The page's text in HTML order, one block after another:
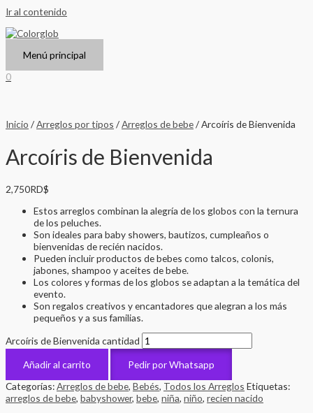
Ir al contenido
Menú principal
0
Inicio /Arreglos por tipos /Arreglos de bebe/ Arcoíris de Bienvenida
Arcoíris de Bienvenida
2,750RD$
Estos arreglos combinan la alegría de los globos con la ternura
de los peluches.
Son ideales para baby showers, bautizos, cumpleaños o
bienvenidas de recién nacidos.
Pueden incluir productos de bebes como talcos, colonis,
jabones, shampoo y aceites de bebe.
Los colores y formas de los globos se adaptan a la temática del
evento.
Son regalos creativos y encantadores que alegran a los más
pequeños y a sus familias.
Arcoíris de Bienvenida cantidad
Añadir al carrito
Pedir por Whatsapp
Categorías:Arreglos de bebe, Bebés, Todos los Arreglos Etiquetas:
arreglos de bebe, babyshower, bebe, niña, niño, recien nacido